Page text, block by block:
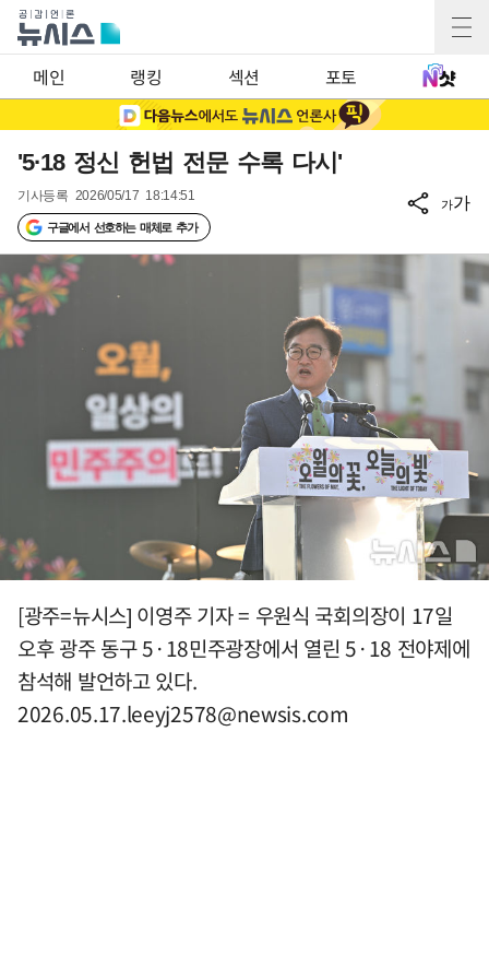
메인 랭킹 섹션 포토
'5·18 정신 헌법 전문 수록 다시'
기사등록 2026/05/17 18:14:51
구글에서 선호하는 매체로 추가
가가
[광주=뉴시스] 이영주 기자 = 우원식 국회의장이 17일
오후 광주 동구 5·18민주광장에서 열린 5·18 전야제에
참석해 발언하고 있다.
2026.05.17.leeyj2578@newsis.com